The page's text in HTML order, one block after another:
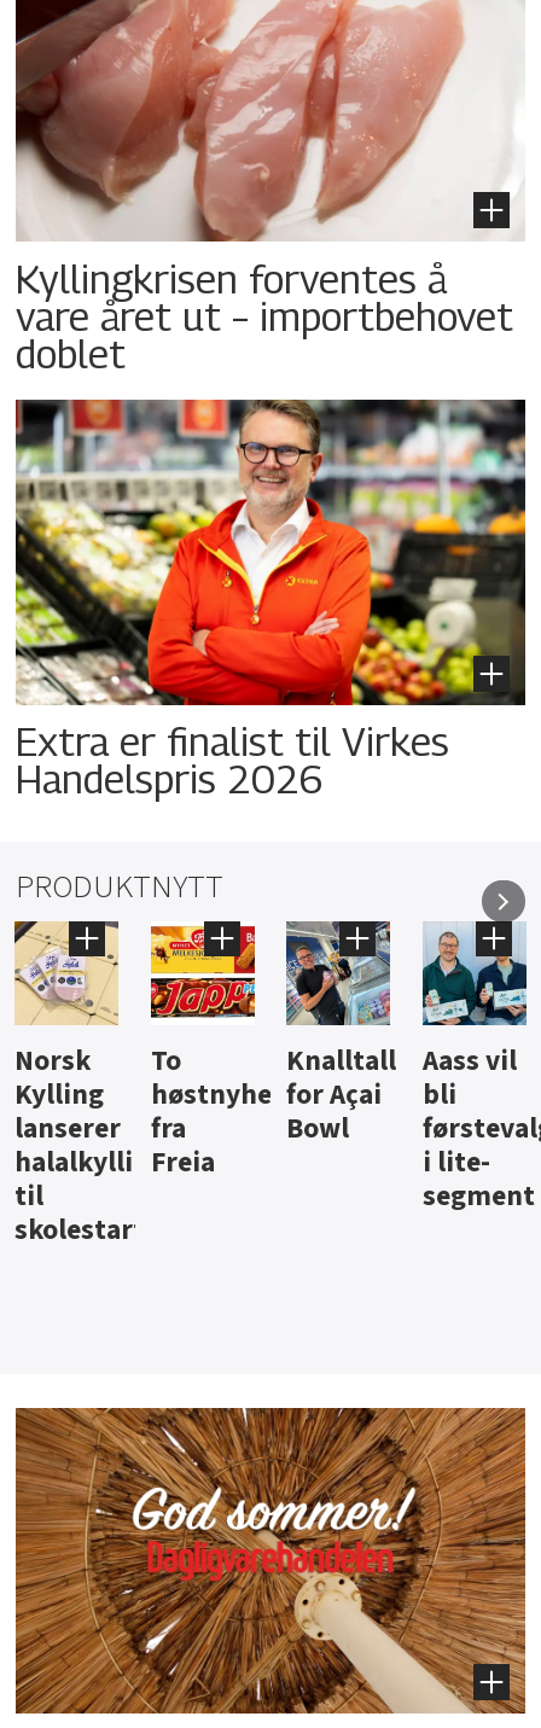
Kyllingkrisen forventes å
vare året ut – importbehovet
doblet
Extra er finalist til Virkes
Handelspris 2026
PRODUKTNYTT
Knalltall
for Açai
Bowl
Aass vil
bli
førstevalg
i lite-
Brus og
jus fra
Berentsen
Hard
iste fra
Hansa